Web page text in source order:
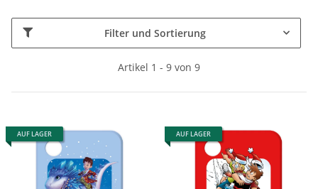
Filter und Sortierung
Artikel 1 - 9 von 9
AUF LAGER AUF LAGER